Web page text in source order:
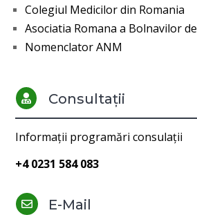
Colegiul Medicilor din Romania
Asociatia Romana a Bolnavilor
Nomenclator ANM
 Consultații
Informații programări consulații
+4 0231 584 083
 E-Mail